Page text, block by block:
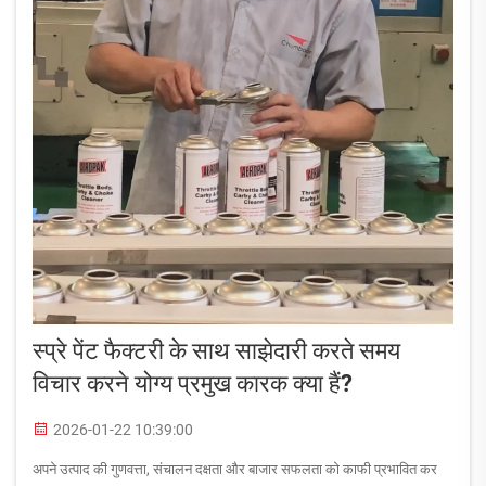
स्प्रे पेंट फैक्टरी के साथ साझेदारी करते समय
विचार करने योग्य प्रमुख कारक क्या हैं?
2026-01-22 10:39:00
अपने उत्पाद की गुणवत्ता, संचालन दक्षता और बाजार सफलता को काफी प्रभावित कर